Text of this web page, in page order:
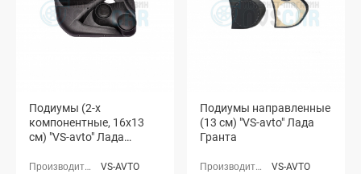
Подиумы (2-х
компонентные, 16x13
см) "VS-avto" Лада
VS-AVTO
Подиумы направленные
(13 см) "VS-avto" Лада
Гранта
VS-AVTO